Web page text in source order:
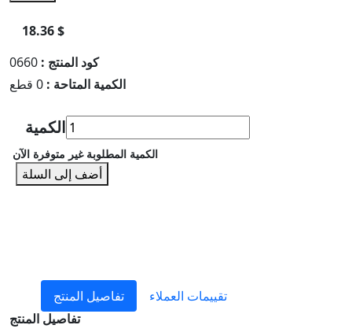
18.36 $
كود المنتج :
الكمية المتاحة : 0 قطع
الكمية
الكمية المطلوبة غير متوفرة الآن
أضف إلى السلة
تفاصيل المنتج
تقييمات العملاء
تفاصيل المنتج